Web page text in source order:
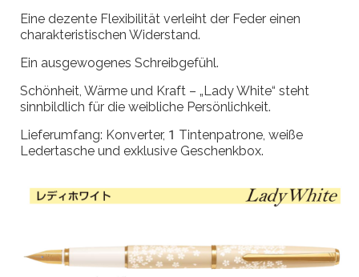
Eine dezente Flexibilität verleiht der Feder einen
charakteristischen Widerstand.
Ein ausgewogenes Schreibgefühl.
Schönheit, Wärme und Kraft – „Lady White“ steht
sinnbildlich für die weibliche Persönlichkeit.
Lieferumfang: Konverter, 1 Tintenpatrone, weiße
Ledertasche und exklusive Geschenkbox.